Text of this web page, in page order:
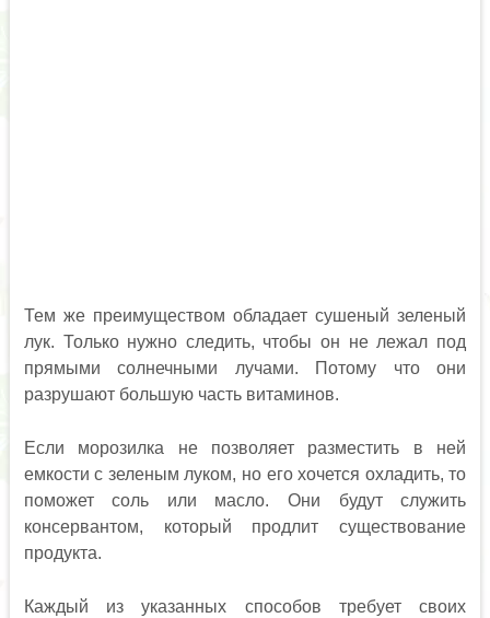
Тем же преимуществом обладает сушеный зеленый
лук. Только нужно следить, чтобы он не лежал под
прямыми солнечными лучами. Потому что они
разрушают большую часть витаминов.
Если морозилка не позволяет разместить в ней
емкости с зеленым луком, но его хочется охладить, то
поможет соль или масло. Они будут служить
консервантом, который продлит существование
продукта.
Каждый из указанных способов требует своих